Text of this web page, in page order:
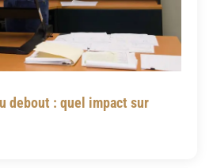
debout : quel impact sur